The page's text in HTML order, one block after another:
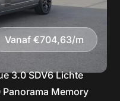
Vanaf €704,63/m
3.0 SDV6 Lichte
Memory